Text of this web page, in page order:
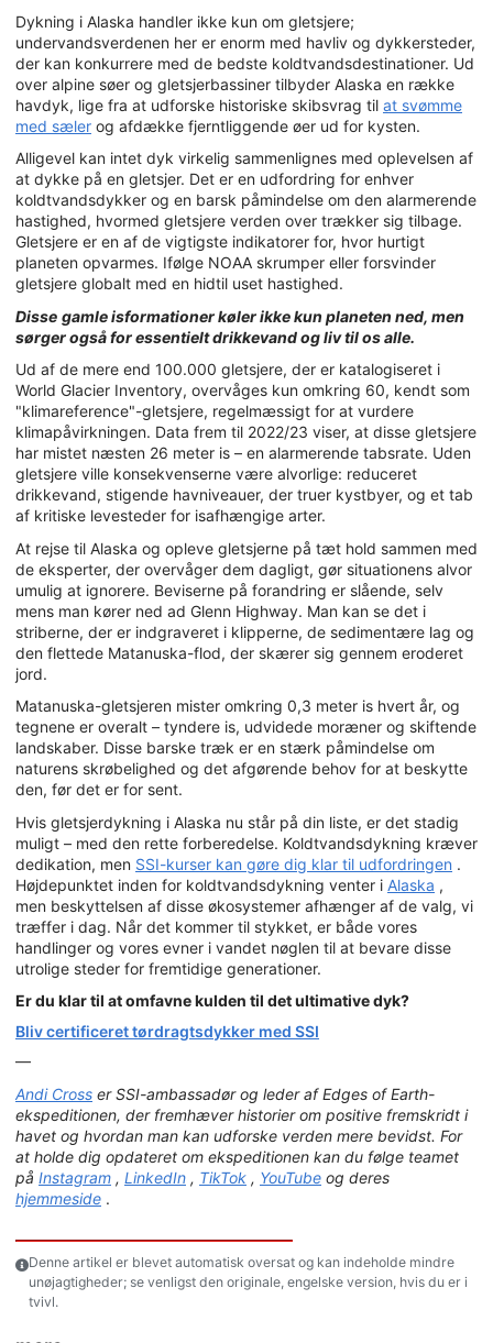
Dykning i Alaska handler ikke kun om gletsjere;
undervandsverdenen her er enorm med havliv og dykkersteder,
der kan konkurrere med de bedste koldtvandsdestinationer. Ud
over alpine søer og gletsjerbassiner tilbyder Alaska en række
havdyk, lige fra at udforske historiske skibsvrag til at svømme
med sæler og afdække fjerntliggende øer ud for kysten.
Alligevel kan intet dyk virkelig sammenlignes med oplevelsen af
at dykke på en gletsjer. Det er en udfordring for enhver
koldtvandsdykker og en barsk påmindelse om den alarmerende
hastighed, hvormed gletsjere verden over trækker sig tilbage.
Gletsjere er en af de vigtigste indikatorer for, hvor hurtigt
planeten opvarmes. Ifølge NOAA skrumper eller forsvinder
gletsjere globalt med en hidtil uset hastighed.
Disse gamle isformationer køler ikke kun planeten ned, men
sørger også for essentielt drikkevand og liv til os alle.
Ud af de mere end 100.000 gletsjere, der er katalogiseret i
World Glacier Inventory, overvåges kun omkring 60, kendt som
"klimareference"-gletsjere, regelmæssigt for at vurdere
klimapåvirkningen. Data frem til 2022/23 viser, at disse gletsjere
har mistet næsten 26 meter is – en alarmerende tabsrate. Uden
gletsjere ville konsekvenserne være alvorlige: reduceret
drikkevand, stigende havniveauer, der truer kystbyer, og et tab
af kritiske levesteder for isafhængige arter.
At rejse til Alaska og opleve gletsjerne på tæt hold sammen med
de eksperter, der overvåger dem dagligt, gør situationens alvor
umulig at ignorere. Beviserne på forandring er slående, selv
mens man kører ned ad Glenn Highway. Man kan se det i
striberne, der er indgraveret i klipperne, de sedimentære lag og
den flettede Matanuska-flod, der skærer sig gennem eroderet
jord.
Matanuska-gletsjeren mister omkring 0,3 meter is hvert år, og
tegnene er overalt – tyndere is, udvidede moræner og skiftende
landskaber. Disse barske træk er en stærk påmindelse om
naturens skrøbelighed og det afgørende behov for at beskytte
den, før det er for sent.
Hvis gletsjerdykning i Alaska nu står på din liste, er det stadig
muligt – med den rette forberedelse. Koldtvandsdykning kræver
dedikation, men SSI-kurser kan gøre dig klar til udfordringen .
Højdepunktet inden for koldtvandsdykning venter i Alaska ,
men beskyttelsen af disse økosystemer afhænger af de valg, vi
træffer i dag. Når det kommer til stykket, er både vores
handlinger og vores evner i vandet nøglen til at bevare disse
utrolige steder for fremtidige generationer.
Er du klar til at omfavne kulden til det ultimative dyk?
Bliv certificeret tørdragtsdykker med SSI
—
Andi Cross er SSI-ambassadør og leder af Edges of Earth-
ekspeditionen, der fremhæver historier om positive fremskridt i
havet og hvordan man kan udforske verden mere bevidst. For
at holde dig opdateret om ekspeditionen kan du følge teamet
på Instagram , LinkedIn , TikTok , YouTube og deres
hjemmeside .
Denne artikel er blevet automatisk oversat og kan indeholde mindre
unøjagtigheder; se venligst den originale, engelske version, hvis du er i
tvivl.